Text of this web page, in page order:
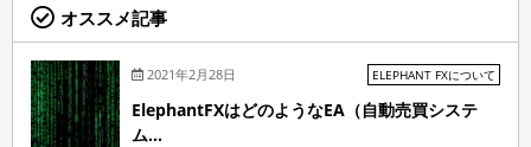
オススメ記事
2021年2月28日 ELEPHANT FXについて
ElephantFXはどのようなEA（自動売買システ
ム...